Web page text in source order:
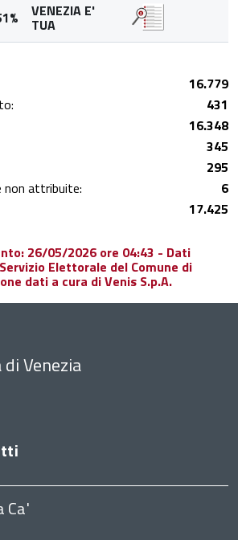
VENEZIA E'
TUA
16.779
431
16.348
345
295
non attribuite:
6
17.425
26/05/2026 ore 04:43 - Dati
Elettorale del Comune di
dati a cura di Venis S.p.A.
Venezia
Ca'